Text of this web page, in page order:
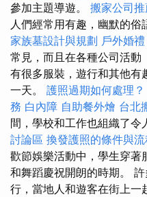
參加主題導遊。 搬家公司
人們經常用有趣，幽默的俗
家族墓設計與規劃 戶外婚禮
常見，而且在各種公司活動
有很多服裝，遊行和其他有
一天。 護照過期如何處理？
務 白內障 自助餐外燴 台北
間，學校和工作也組織了令
討論區 換發護照的條件與流
歡節娛樂活動中，學生穿著
和舞蹈慶祝開朗的時期。
行，當地人和遊客在街上一